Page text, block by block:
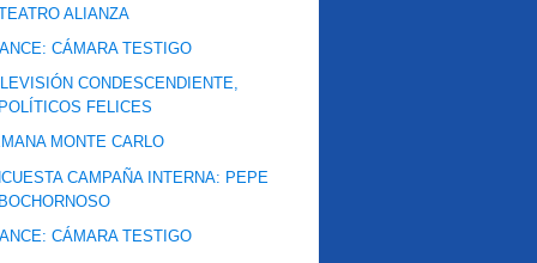
ALIANZA
CÁMARA TESTIGO
CONDESCENDIENTE,
FELICES
MONTE CARLO
CAMPAÑA INTERNA: PEPE
CÁMARA TESTIGO